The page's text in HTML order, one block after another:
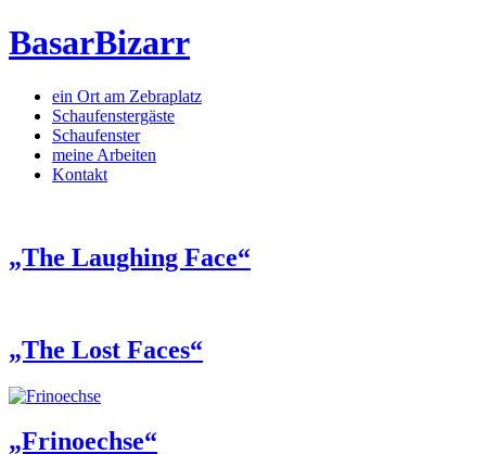
BasarBizarr
ein Ort am Zebraplatz
Schaufenster­gäste
Schaufenster
meine Arbeiten
Kontakt
„The Laughing Face“
„The Lost Faces“
„Frinoechse“